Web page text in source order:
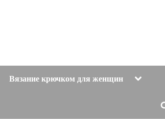
Вязание крючком для женщин Toggle